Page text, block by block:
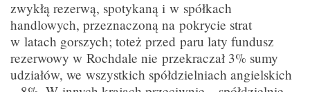
zwykłą rezerwą, spotykaną i w spółkach
handlowych, przeznaczoną na pokrycie strat
w latach gorszych; toteż przed paru laty fundusz
rezerwowy w Rochdale nie przekraczał 3% sumy
udziałów, we wszystkich spółdzielniach angielskich